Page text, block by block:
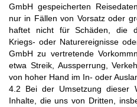
GmbH gespeicherten
nur in Fällen von Vorsatz oder
haftet nicht für Schäden, die
Kriegs- oder Naturereignisse
GmbH zu vertretende
etwa Streik, Aussperrung,
von hoher Hand im In- oder
4.2 Bei der Umsetzung dieser
Inhalte, die uns von Dritten,